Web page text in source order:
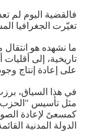
فالقضية اليوم لم
تغيّرت الجغرافيا
ما نشهده هو
تاريخية، إلى
على إعادة إنتاج
في هذا السياق،
مثل تأسيس "الحزب
كمسعىً لإعادة
الدولة المدنية